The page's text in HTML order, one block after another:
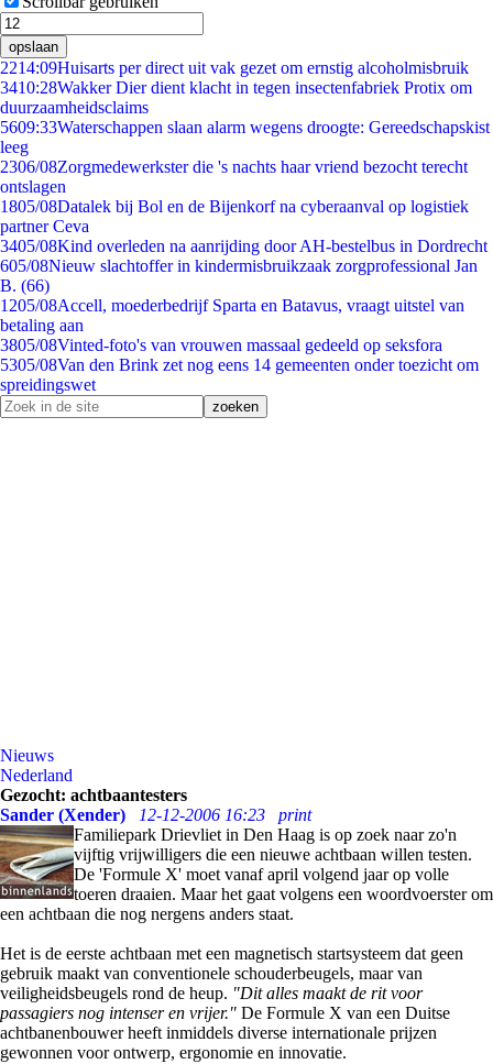
opslaan
2214:09Huisarts per direct uit vak gezet om ernstig alcoholmisbruik
3410:28Wakker Dier dient klacht in tegen insectenfabriek Protix om
duurzaamheidsclaims
5609:33Waterschappen slaan alarm wegens droogte: Gereedschapskist
leeg
2306/08Zorgmedewerkster die 's nachts haar vriend bezocht terecht
ontslagen
1805/08Datalek bij Bol en de Bijenkorf na cyberaanval op logistiek
partner Ceva
3405/08Kind overleden na aanrijding door AH-bestelbus in Dordrecht
605/08Nieuw slachtoffer in kindermisbruikzaak zorgprofessional Jan
B. (66)
1205/08Accell, moederbedrijf Sparta en Batavus, vraagt uitstel van
betaling aan
3805/08Vinted-foto's van vrouwen massaal gedeeld op seksfora
5305/08Van den Brink zet nog eens 14 gemeenten onder toezicht om
spreidingswet
Nieuws
Nederland
Gezocht: achtbaantesters
Sander (Xender)
12-12-2006 16:23
print
Familiepark Drievliet in Den Haag is op zoek naar zo'n
vijftig vrijwilligers die een nieuwe achtbaan willen testen.
De 'Formule X' moet vanaf april volgend jaar op volle
toeren draaien. Maar het gaat volgens een woordvoerster om
een achtbaan die nog nergens anders staat.
Het is de eerste achtbaan met een magnetisch startsysteem dat geen
gebruik maakt van conventionele schouderbeugels, maar van
veiligheidsbeugels rond de heup. "Dit alles maakt de rit voor
passagiers nog intenser en vrijer." De Formule X van een Duitse
achtbanenbouwer heeft inmiddels diverse internationale prijzen
gewonnen voor ontwerp, ergonomie en innovatie.